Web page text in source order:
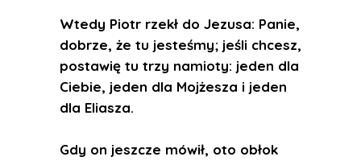
Wtedy Piotr rzekł do Jezusa: Panie,
dobrze, że tu jesteśmy; jeśli chcesz,
postawię tu trzy namioty: jeden dla
Ciebie, jeden dla Mojżesza i jeden
dla Eliasza.
Gdy on jeszcze mówił, oto obłok